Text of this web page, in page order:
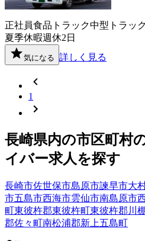
正社員食品 トラック中型トラッ
夏季休暇週休2日
気になる 詳しく見る
1
長崎県内の市区町村
イバー求人を探す
長崎市佐世保市島原市諫早市大
市五島市西海市雲仙市南島原市
町東彼杵郡東彼杵町東彼杵郡川
郡佐々町南松浦郡新上五島町